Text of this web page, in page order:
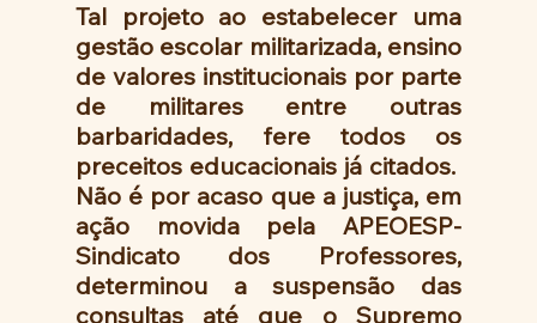
Tal projeto ao estabelecer uma
gestão escolar militarizada, ensino
de valores institucionais por parte
de militares entre outras
barbaridades, fere todos os
preceitos educacionais já citados.
Não é por acaso que a justiça, em
ação movida pela APEOESP-
Sindicato dos Professores,
determinou a suspensão das
consultas até que o Supremo